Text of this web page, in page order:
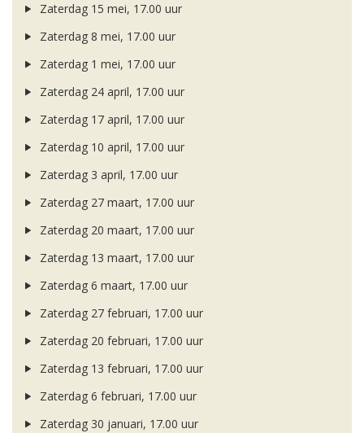
Zaterdag 15 mei, 17.00 uur
Zaterdag 8 mei, 17.00 uur
Zaterdag 1 mei, 17.00 uur
Zaterdag 24 april, 17.00 uur
Zaterdag 17 april, 17.00 uur
Zaterdag 10 april, 17.00 uur
Zaterdag 3 april, 17.00 uur
Zaterdag 27 maart, 17.00 uur
Zaterdag 20 maart, 17.00 uur
Zaterdag 13 maart, 17.00 uur
Zaterdag 6 maart, 17.00 uur
Zaterdag 27 februari, 17.00 uur
Zaterdag 20 februari, 17.00 uur
Zaterdag 13 februari, 17.00 uur
Zaterdag 6 februari, 17.00 uur
Zaterdag 30 januari, 17.00 uur